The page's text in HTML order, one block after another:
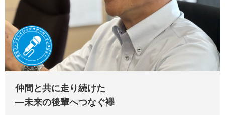
仲間と共に走り続けた
―未来の後輩へつなぐ襷